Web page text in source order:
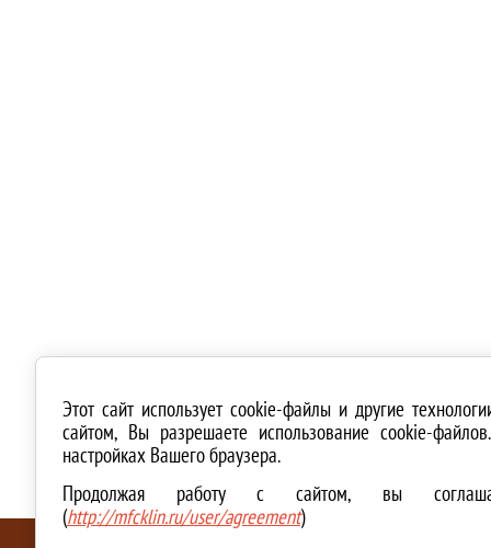
Этот сайт использует cookie-файлы и другие
сайтом, Вы разрешаете использование cookie-
настройках Вашего браузера.
Продолжая работу с сайтом, вы
(http://mfcklin.ru/user/agreement)